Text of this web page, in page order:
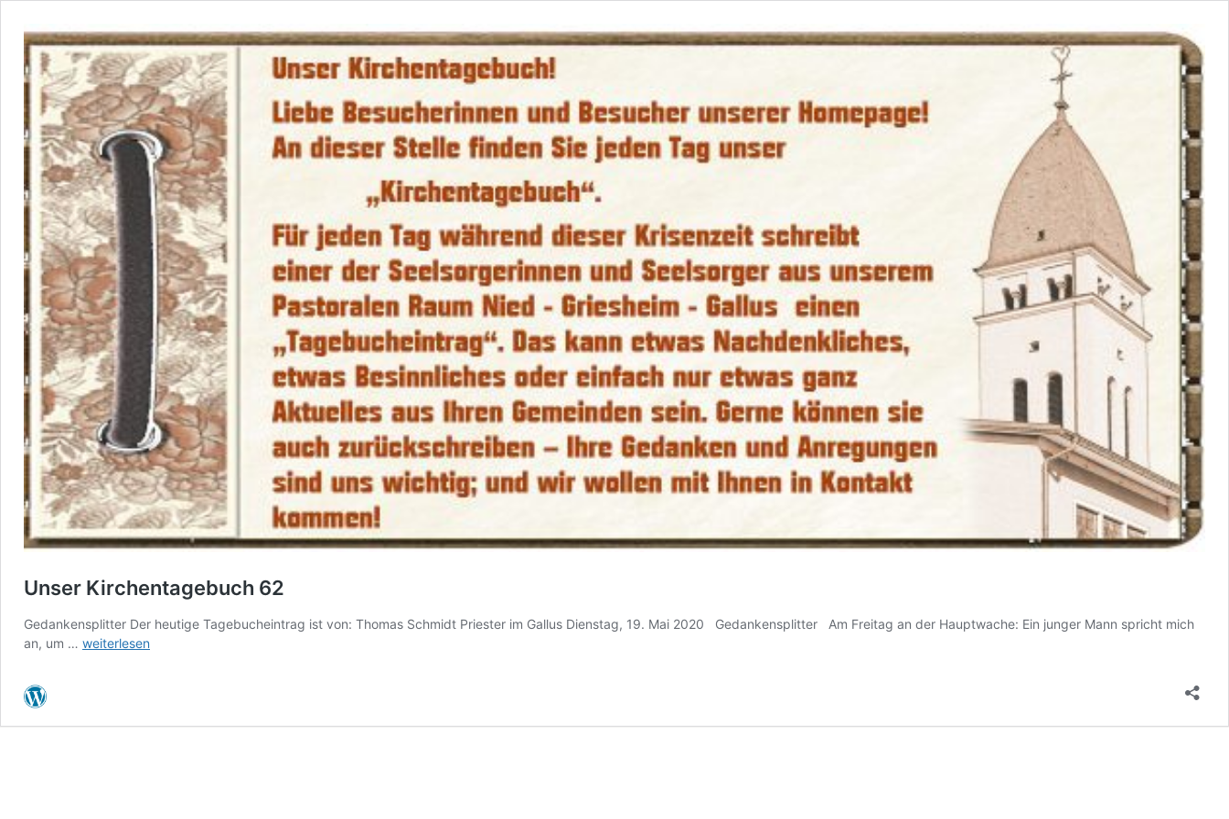
Unser Kirchentagebuch 62
Gedankensplitter Der heutige Tagebucheintrag ist von: Thomas Schmidt Priester im Gallus Dienstag, 19. Mai 2020 Gedankensplitter Am Freitag an der Hauptwache: Ein junger Mann spricht mich
an, um … Unser
weiterlesen